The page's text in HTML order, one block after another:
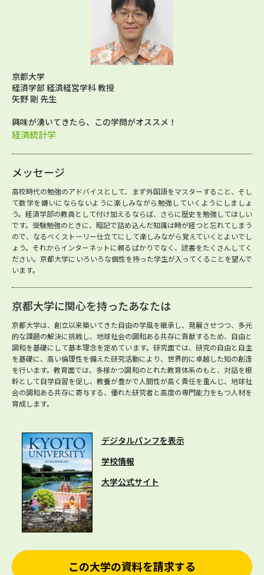
京都大学
経済学部 経済経営学科 教授
矢野 剛 先生
興味が湧いてきたら、この学問がオススメ！
経済統計学
メッセージ
高校時代の勉強のアドバイスとして、まず外国語をマスターすること、そし
て数学を嫌いにならないように楽しみながら勉強していくようにしましょ
う。経済学部の教員として付け加えるならば、さらに歴史を勉強してほしい
です。受験勉強のときに、暗記で詰め込んだ知識は時が経つと忘れてしまう
ので、なるべくストーリー仕立てにして楽しみながら覚えていくとよいでし
ょう。それからインターネットに頼るばかりでなく、読書をたくさんしてく
ださい。京都大学にいろいろな個性を持った学生が入ってくることを望んで
います。
京都大学に関心を持ったあなたは
京都大学は、創立以来築いてきた自由の学風を継承し、発展させつつ、多元
的な課題の解決に挑戦し、地球社会の調和ある共存に貢献するため、自由と
調和を基礎にして基本理念を定めています。研究面では、研究の自由と自主
を基礎に、高い倫理性を備えた研究活動により、世界的に卓越した知の創造
を行います。教育面では、多様かつ調和のとれた教育体系のもと、対話を根
幹として自学自習を促し、教養が豊かで人間性が高く責任を重んじ、地球社
会の調和ある共存に寄与する、優れた研究者と高度の専門能力をもつ人材を
育成します。
デジタルパンフを表示
学校情報
大学公式サイト
この大学の資料を請求する